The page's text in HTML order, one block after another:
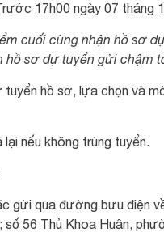
17h00 ngày 07 tháng
cuối cùng nhận hồ sơ
hồ sơ dự tuyển gửi chậm
tuyển hồ sơ, lựa chọn và
nếu không trúng tuyển.
gửi qua đường bưu điện
số 56 Thủ Khoa Huân,